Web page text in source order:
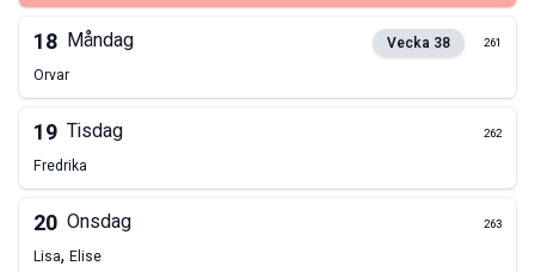
18 Måndag Vecka 38 261
Orvar
19 Tisdag 262
Fredrika
20 Onsdag 263
Lisa, Elise